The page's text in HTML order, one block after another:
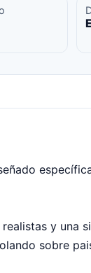
y una
sobre